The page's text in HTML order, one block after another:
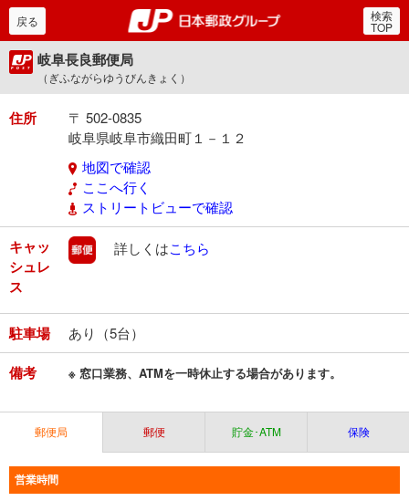
郵便局・日本郵政グルー
戻る 検索
TOP
岐阜長良郵便局
（ぎふながらゆうびんきょく）
住所
〒 502-0835
岐阜県岐阜市織田町１－１２
地図で確認
ここへ行く
ストリートビューで確認
キャッ
シュレ
ス
郵便
詳しくはこちら
駐車場 あり（5台）
備考 ※ 窓口業務、ATMを一時休止する場合があります。
郵便局 郵便 貯金･ATM 保険
営業時間